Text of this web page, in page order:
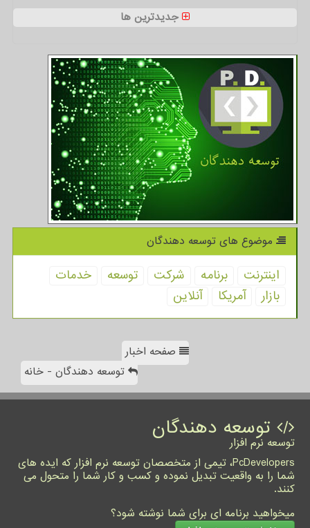
جدیدترین ها
موضوع های توسعه دهندگان
اینترنت برنامه شركت توسعه
خدمات
بازار
آمریكا آنلاین
صفحه اخبار
توسعه دهندگان - خانه
توسعه دهندگان
توسعه نرم افزار
PcDevelopers، تیمی از متخصصان توسعه نرم افزار که ایده های
شما را به واقعیت تبدیل نموده و کسب و کار شما را متحول می
کنند.
میخواهید برنامه ای برای شما نوشته شود؟